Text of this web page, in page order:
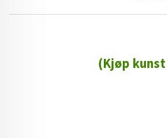
(Kjøp